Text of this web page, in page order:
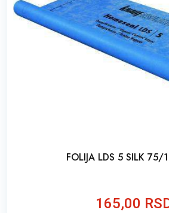
FOLIJA LDS 5 SILK 75/
165,00